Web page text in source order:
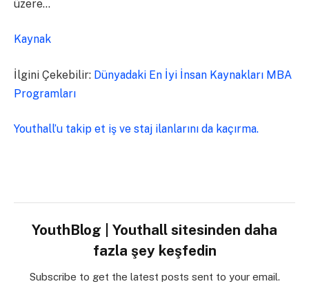
üzere…
Kaynak
İlgini Çekebilir: Dünyadaki En İyi İnsan Kaynakları MBA
Programları
Youthall’u takip et iş ve staj ilanlarını da kaçırma.
YouthBlog | Youthall sitesinden daha
fazla şey keşfedin
Subscribe to get the latest posts sent to your email.